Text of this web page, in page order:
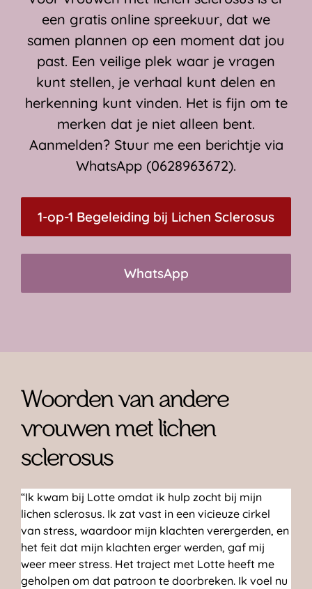
een gratis online spreekuur, dat we
samen plannen op een moment dat jou
past. Een veilige plek waar je vragen
kunt stellen, je verhaal kunt delen en
herkenning kunt vinden. Het is fijn om te
merken dat je niet alleen bent.
Aanmelden? Stuur me een berichtje via
WhatsApp (0628963672).
1-op-1 Begeleiding bij Lichen Sclerosus
WhatsApp
Woorden van andere
vrouwen met lichen
sclerosus
“Ik kwam bij Lotte omdat ik hulp zocht bij mijn
lichen sclerosus. Ik zat vast in een vicieuze cirkel
van stress, waardoor mijn klachten verergerden, en
het feit dat mijn klachten erger werden, gaf mij
weer meer stress. Het traject met Lotte heeft me
geholpen om dat patroon te doorbreken. Ik voel nu